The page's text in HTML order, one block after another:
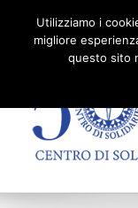
contenuto
Utilizziamo i
migliore
questo sito